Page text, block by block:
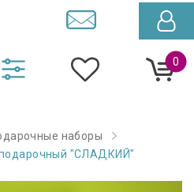
0
наборы
"СЛАДКИЙ"